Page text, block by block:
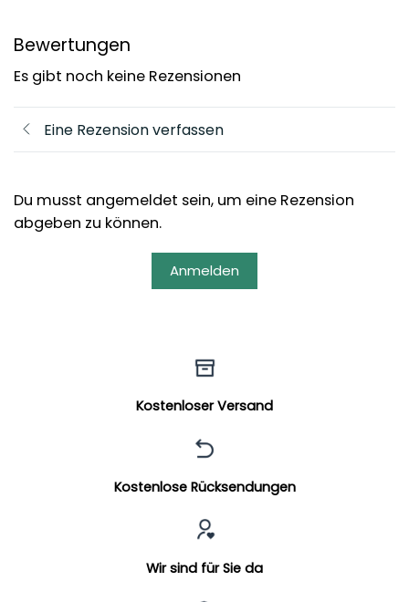
Bewertungen
Es gibt noch keine Rezensionen
Eine Rezension verfassen
Du musst angemeldet sein, um eine Rezension
abgeben zu können.
Anmelden
Kostenloser Versand
Kostenlose Rücksendungen
Wir sind für Sie da